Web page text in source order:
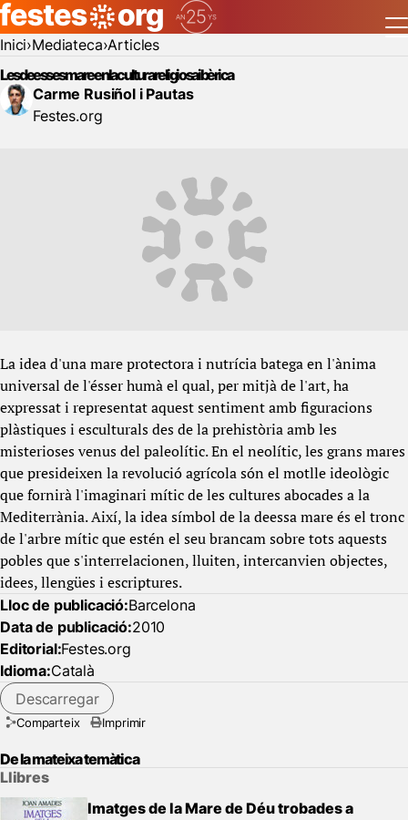
Inici Mediateca Articles
Les deesses mare en la cultura religiosa ibèrica
Carme Rusiñol i Pautas
Festes.org
La idea d'una mare protectora i nutrícia batega en l'ànima
universal de l'ésser humà el qual, per mitjà de l'art, ha
expressat i representat aquest sentiment amb figuracions
plàstiques i esculturals des de la prehistòria amb les
misterioses venus del paleolític. En el neolític, les grans mares
que presideixen la revolució agrícola són el motlle ideològic
que fornirà l'imaginari mític de les cultures abocades a la
Mediterrània. Així, la idea símbol de la deessa mare és el tronc
de l'arbre mític que estén el seu brancam sobre tots aquests
pobles que s'interrelacionen, lluiten, intercanvien objectes,
idees, llengües i escriptures.
Lloc de publicació:Barcelona
Data de publicació:2010
Editorial:Festes.org
Idioma:Català
Descarregar
Comparteix Imprimir
De la mateixa temàtica
Llibres
Imatges de la Mare de Déu trobades a